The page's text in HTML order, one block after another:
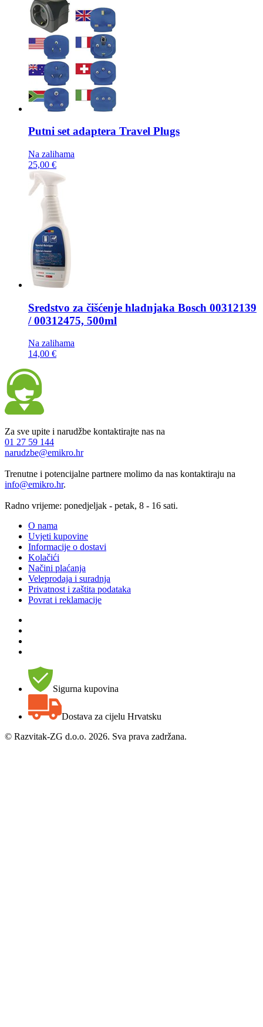
Putni set adaptera Travel Plugs
Na zalihama
25,00 €
Sredstvo za čišćenje hladnjaka Bosch 00312139
/ 00312475, 500ml
Na zalihama
14,00 €
Za sve upite i narudžbe kontaktirajte nas na
01 27 59 144
narudzbe@emikro.hr
Trenutne i potencijalne partnere molimo da nas kontaktiraju na
info@emikro.hr.
Radno vrijeme: ponedjeljak - petak, 8 - 16 sati.
O nama
Uvjeti kupovine
Informacije o dostavi
Kolačići
Načini plaćanja
Veleprodaja i suradnja
Privatnost i zaštita podataka
Povrat i reklamacije
Sigurna kupovina
Dostava za cijelu Hrvatsku
© Razvitak-ZG d.o.o. 2026. Sva prava zadržana.